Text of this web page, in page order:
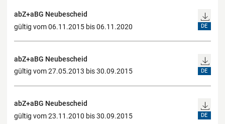
abZ+aBG Neubescheid
gültig vom 06.11.2015 bis 06.11.2020
DE
abZ+aBG Neubescheid
gültig vom 27.05.2013 bis 30.09.2015
DE
abZ+aBG Neubescheid
gültig vom 23.11.2010 bis 30.09.2015
DE